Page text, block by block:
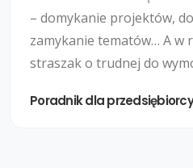
– domykanie projektów,
zamykanie tematów… A w
straszak o trudnej do
z natury i remanent są tym
Poradnik dla